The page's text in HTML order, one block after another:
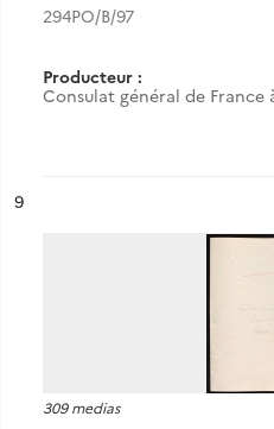
294PO/B/97
Producteur :
Consulat général de France
n°
9
309 medias